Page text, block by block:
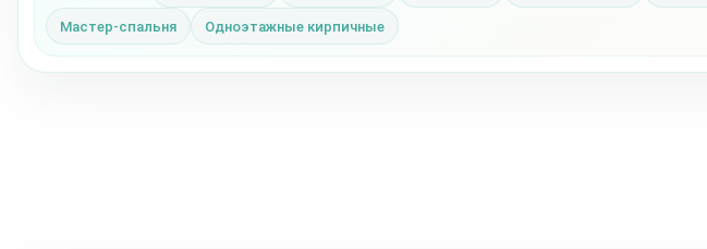
Мастер-спальня Одноэтажные кирпичные